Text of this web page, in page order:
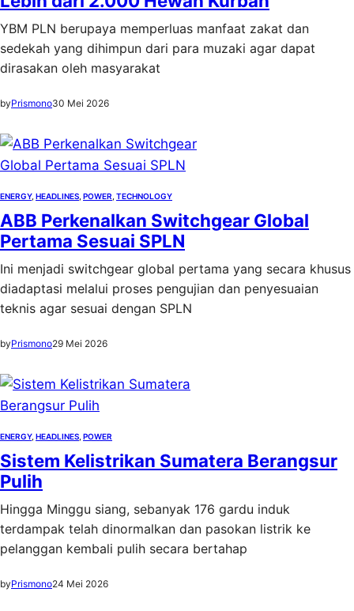
YBM PLN berupaya memperluas manfaat zakat dan
sedekah yang dihimpun dari para muzaki agar dapat
dirasakan oleh masyarakat
byPrismono30 Mei 2026
ENERGY, HEADLINES POWER TECHNOLOGY
ABB Perkenalkan Switchgear Global
Pertama Sesuai SPLN
Ini menjadi switchgear global pertama yang secara khusus
diadaptasi melalui proses pengujian dan penyesuaian
teknis agar sesuai dengan SPLN
byPrismono29 Mei 2026
ENERGY, HEADLINES POWER
Sistem Kelistrikan Sumatera Berangsur
Pulih
Hingga Minggu siang, sebanyak 176 gardu induk
terdampak telah dinormalkan dan pasokan listrik ke
pelanggan kembali pulih secara bertahap
byPrismono24 Mei 2026